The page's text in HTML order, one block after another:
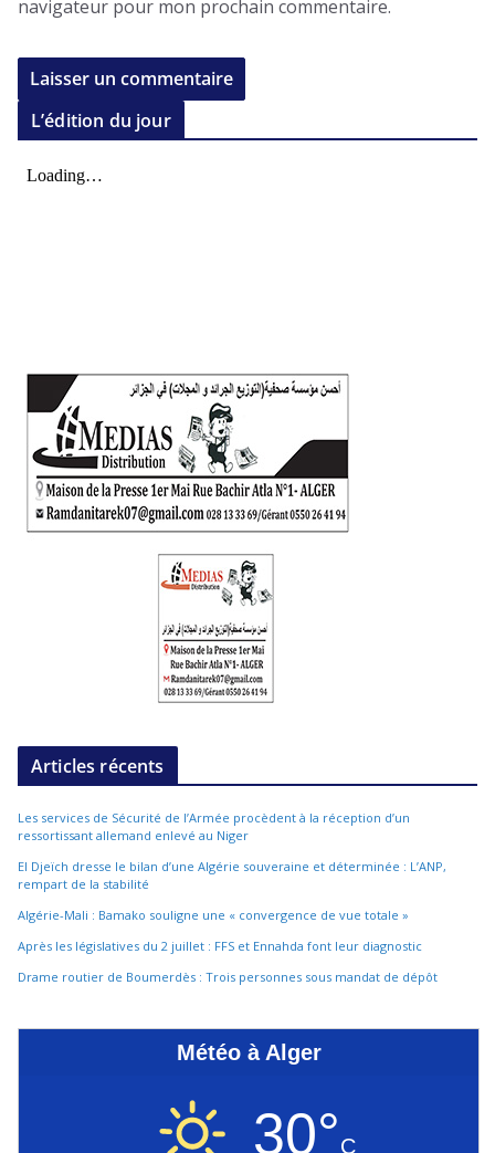
navigateur pour mon prochain commentaire.
L’édition du jour
Articles récents
Les services de Sécurité de l’Armée procèdent à la réception d’un
ressortissant allemand enlevé au Niger
El Djeïch dresse le bilan d’une Algérie souveraine et déterminée : L’ANP,
rempart de la stabilité
Algérie-Mali : Bamako souligne une « convergence de vue totale »
Après les législatives du 2 juillet : FFS et Ennahda font leur diagnostic
Drame routier de Boumerdès : Trois personnes sous mandat de dépôt
Météo à Alger
30°C